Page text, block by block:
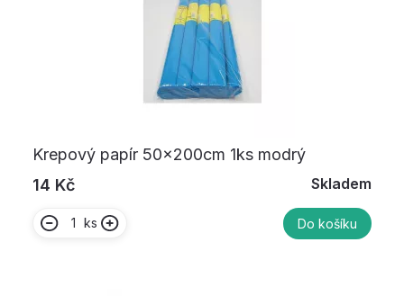
Krepový papír 50x200cm 1ks modrý
14 Kč
Skladem
ks Do košíku